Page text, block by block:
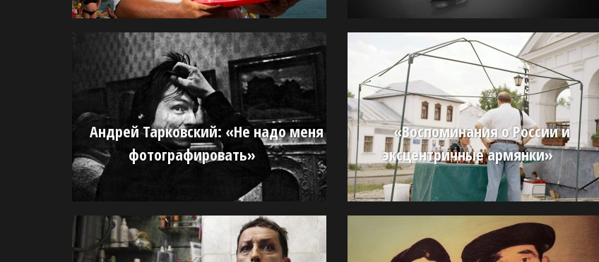
Андрей Тарковский: «Не надо меня
фотографировать»
«Воспоминания о России и
эксцентричные армянки»